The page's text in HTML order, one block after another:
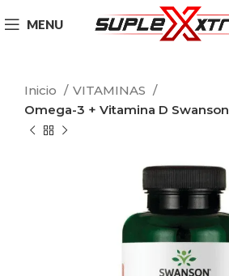
MENU
Inicio
VITAMINAS
Omega-3 + Vitamina D Swanson